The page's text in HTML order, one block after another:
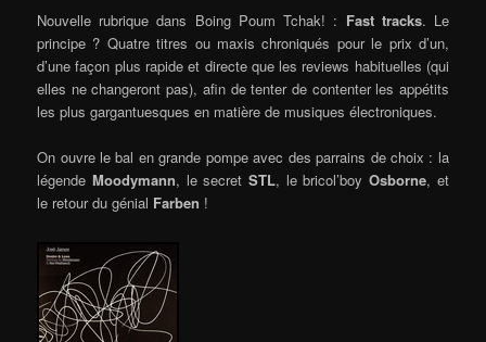
Nouvelle rubrique dans Boing Poum Tchak! : Fast tracks. Le
principe ? Quatre titres ou maxis chroniqués pour le prix d’un,
d’une façon plus rapide et directe que les reviews habituelles (qui
elles ne changeront pas), afin de tenter de contenter les appétits
les plus gargantuesques en matière de musiques électroniques.
On ouvre le bal en grande pompe avec des parrains de choix : la
légende Moodymann, le secretSTL, le bricol’boyOsborne, et
le retour du génial Farben !